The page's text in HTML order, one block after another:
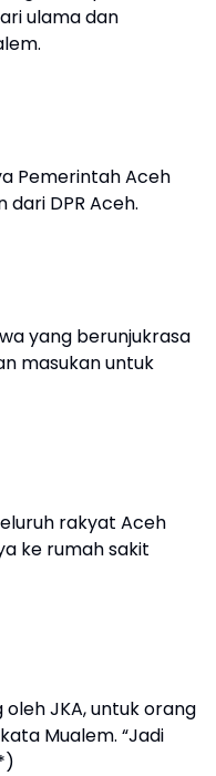
ulama dan
Pemerintah Aceh
DPR Aceh.
yang berunjukrasa
masukan untuk
rakyat Aceh
ke rumah sakit
JKA, untuk orang
Mualem. “Jadi